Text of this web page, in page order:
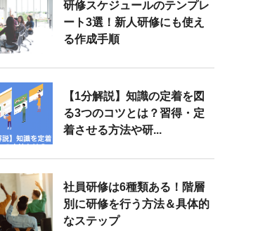
研修スケジュールのテンプレ
ート3選！新人研修にも使え
る作成手順
【1分解説】知識の定着を図
る3つのコツとは？習得・定
着させる方法や研...
社員研修は6種類ある！階層
別に研修を行う方法＆具体的
なステップ